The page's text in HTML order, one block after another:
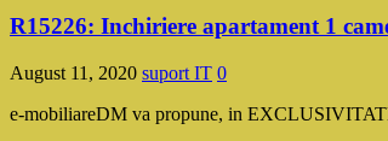
R15226: Inchiriere apartament 1
August 11, 2020 suport IT 0
e-mobiliareDM va propune, in